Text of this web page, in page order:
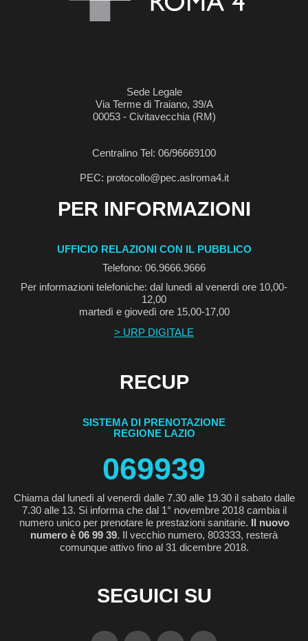
Sede Legale
Via Terme di Traiano, 39/A
00053 - Civitavecchia (RM)
Centralino Tel: 06/96669100
PEC: protocollo@pec.aslroma4.it
PER INFORMAZIONI
UFFICIO RELAZIONI CON IL PUBBLICO
Telefono: 06.9666.9666
Per informazioni telefoniche: dal lunedì al venerdì ore 10,00-
12,00
martedì e giovedì ore 15,00-17,00
> URP DIGITALE
RECUP
SISTEMA DI PRENOTAZIONE
REGIONE LAZIO
069939
Chiama dal lunedì al venerdì dalle 7.30 alle 19.30 il sabato dalle
7.30 alle 13. Si informa che dal 1° novembre 2018 cambia il
numero unico per prenotare le prestazioni sanitarie. Il nuovo
numero è 06 99 39. Il vecchio numero, 803333, resterà
comunque attivo fino al 31 dicembre 2018.
SEGUICI SU